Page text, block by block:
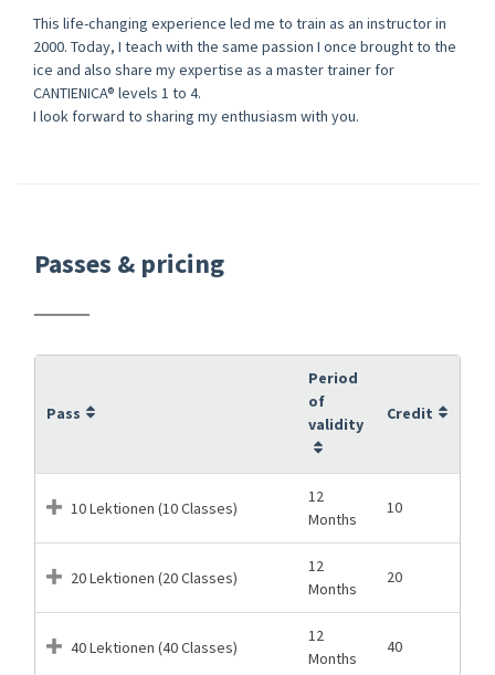
This life-changing experience led me to train as an instructor in
2000. Today, I teach with the same passion I once brought to the
ice and also share my expertise as a master trainer for
CANTIENICA® levels 1 to 4.
I look forward to sharing my enthusiasm with you.
Passes & pricing
Pass
Period
of
validity
Credit
10 Lektionen (10 Classes)
12
Months
10
20 Lektionen (20 Classes)
12
Months
20
40 Lektionen (40 Classes)
12
Months
40